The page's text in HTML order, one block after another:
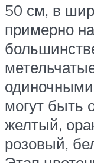
50 см, в
примерно
могут быть
желтый,
розовый,